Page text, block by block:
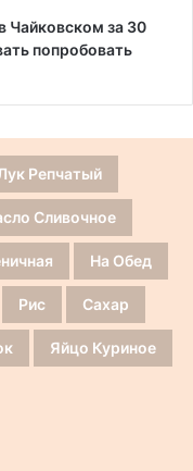
Чайковском за 30
попробовать
Репчатый
Сливочное
На Обед
Рис Сахар
Яйцо Куриное